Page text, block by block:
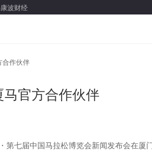
波财经
合作伙伴
官方合作伙伴
第七届中国马拉松博览会新闻发布会在厦